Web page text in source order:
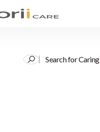
Search for Caring